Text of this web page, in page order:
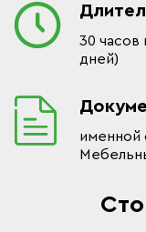
30 часов
дней)
именной